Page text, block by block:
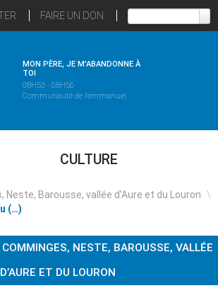
FAIRE UN DON
MON PÈRE, JE M'ABANDONNE À
TOI
08H53 - 08H56
Communauté de l'emmanuel
CULTURE
Neste, Barousse, vallée d’Aure et du Louron \
(…)
NESTE, BAROUSSE, VALLÉE
D’AURE ET DU LOURON